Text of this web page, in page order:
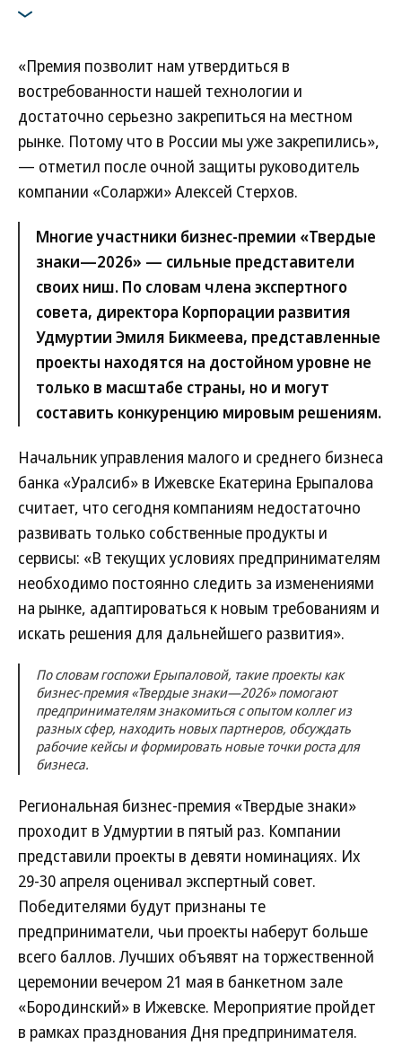
«Премия позволит нам утвердиться в
востребованности нашей технологии и
достаточно серьезно закрепиться на местном
рынке. Потому что в России мы уже закрепились»,
— отметил после очной защиты руководитель
компании «Соларжи» Алексей Стерхов.
Многие участники бизнес-премии «Твердые
знаки—2026» — сильные представители
своих ниш. По словам члена экспертного
совета, директора Корпорации развития
Удмуртии Эмиля Бикмеева, представленные
проекты находятся на достойном уровне не
только в масштабе страны, но и могут
составить конкуренцию мировым решениям.
Начальник управления малого и среднего бизнеса
банка «Уралсиб» в Ижевске Екатерина Ерыпалова
считает, что сегодня компаниям недостаточно
развивать только собственные продукты и
сервисы: «В текущих условиях предпринимателям
необходимо постоянно следить за изменениями
на рынке, адаптироваться к новым требованиям и
искать решения для дальнейшего развития».
По словам госпожи Ерыпаловой, такие проекты как
бизнес-премия «Твердые знаки—2026» помогают
предпринимателям знакомиться с опытом коллег из
разных сфер, находить новых партнеров, обсуждать
рабочие кейсы и формировать новые точки роста для
бизнеса.
Региональная бизнес-премия «Твердые знаки»
проходит в Удмуртии в пятый раз. Компании
представили проекты в девяти номинациях. Их
29-30 апреля оценивал экспертный совет.
Победителями будут признаны те
предприниматели, чьи проекты наберут больше
всего баллов. Лучших объявят на торжественной
церемонии вечером 21 мая в банкетном зале
«Бородинский» в Ижевске. Мероприятие пройдет
в рамках празднования Дня предпринимателя.